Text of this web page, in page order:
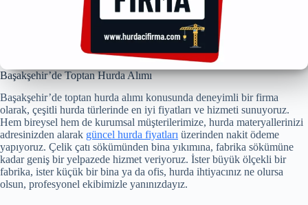
Başakşehir’de Toptan Hurda Alımı
Başakşehir’de toptan hurda alımı konusunda deneyimli bir firma
olarak, çeşitli hurda türlerinde en iyi fiyatları ve hizmeti sunuyoruz.
Hem bireysel hem de kurumsal müşterilerimize, hurda materyallerinizi
adresinizden alarak güncel hurda fiyatları üzerinden nakit ödeme
yapıyoruz. Çelik çatı sökümünden bina yıkımına, fabrika sökümüne
kadar geniş bir yelpazede hizmet veriyoruz. İster büyük ölçekli bir
fabrika, ister küçük bir bina ya da ofis, hurda ihtiyacınız ne olursa
olsun, profesyonel ekibimizle yanınızdayız.